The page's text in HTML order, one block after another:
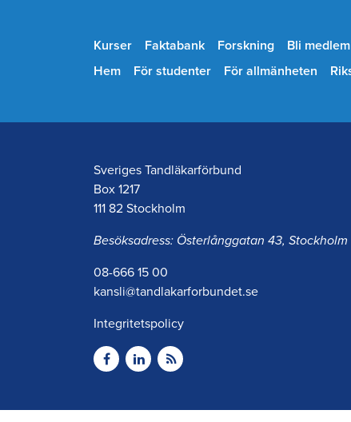
Kurser Faktabank Forskning Bli medlem
Hem
För studenter För allmänheten
Sveriges Tandläkarförbund
Box 1217
111 82 Stockholm
Besöksadress: Österlånggatan 43, Stockholm
08-666 15 00
kansli@tandlakarforbundet.se
Integritetspolicy